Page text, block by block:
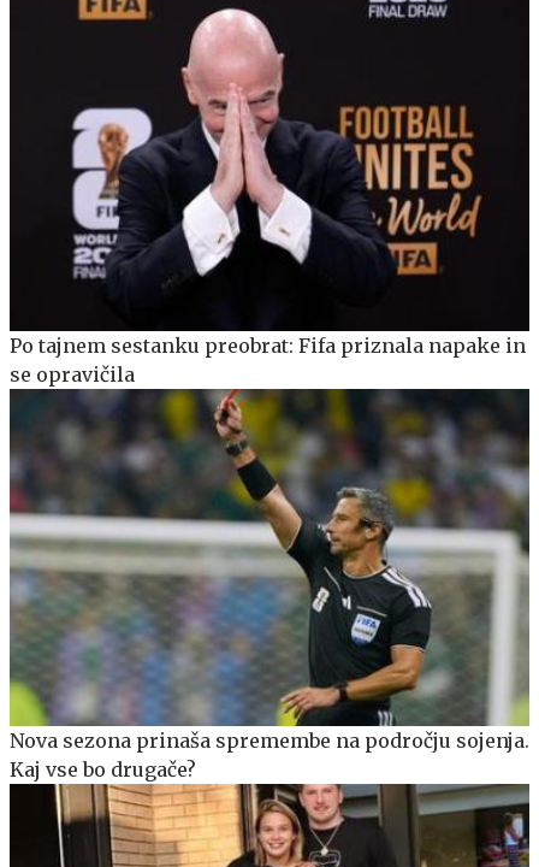
Po tajnem sestanku preobrat: Fifa priznala napake in
se opravičila
Nova sezona prinaša spremembe na področju sojenja.
Kaj vse bo drugače?